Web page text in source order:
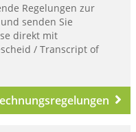
Regelungen zur
senden Sie
direkt mit
/ Transcript of